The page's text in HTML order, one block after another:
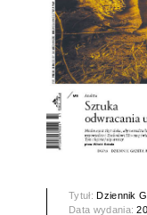
Tytuł:Dziennik
Data wydania: